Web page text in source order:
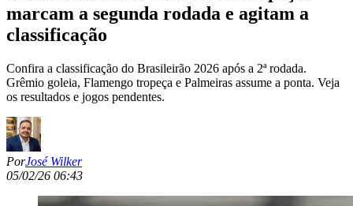
marcam a segunda rodada e agitam a
classificação
Confira a classificação do Brasileirão 2026 após a 2ª rodada.
Grêmio goleia, Flamengo tropeça e Palmeiras assume a ponta. Veja
os resultados e jogos pendentes.
PorJosé Wilker
05/02/26 06:43